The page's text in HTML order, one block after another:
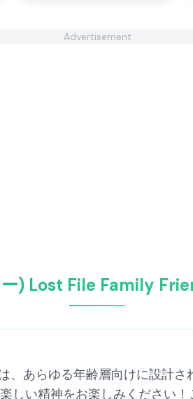
Advertisement
) Lost File Family
あらゆる年齢層向けに設計
しい精神をお楽しみください